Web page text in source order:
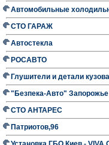
Автомобильные
СТО ГАРАЖ
Автостекла
РОСАВТО
Глушители и детали кузова
"Безпека-Авто" Запорожье
СТО АНТАРЕС
Патриотов,96